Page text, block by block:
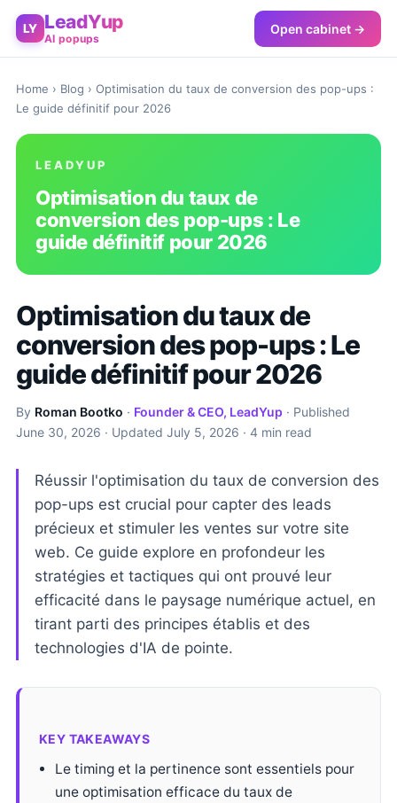
LY LeadYup
AI popups
Open cabinet →
Home › Blog › Optimisation du taux de conversion des pop-ups :
Le guide définitif pour 2026
LEADYUP
Optimisation du taux de
conversion des pop-ups : Le
guide définitif pour 2026
Optimisation du taux de
conversion des pop-ups : Le
guide définitif pour 2026
By Roman Bootko · Founder & CEO, LeadYup · Published
June 30, 2026 · Updated July 5, 2026 · 4 min read
Réussir l'optimisation du taux de conversion des
pop-ups est crucial pour capter des leads
précieux et stimuler les ventes sur votre site
web. Ce guide explore en profondeur les
stratégies et tactiques qui ont prouvé leur
efficacité dans le paysage numérique actuel, en
tirant parti des principes établis et des
technologies d'IA de pointe.
KEY TAKEAWAYS
Le timing et la pertinence sont essentiels pour
une optimisation efficace du taux de